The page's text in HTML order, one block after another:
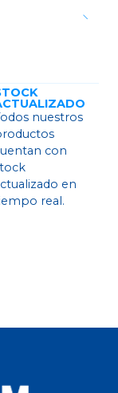
nuestros
con
en
real.